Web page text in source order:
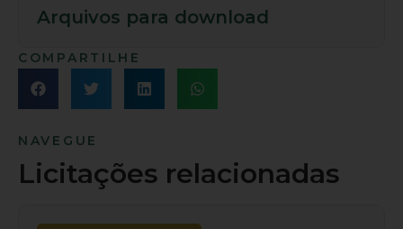
Arquivos para download
COMPARTILHE
NAVEGUE
Licitações relacionadas